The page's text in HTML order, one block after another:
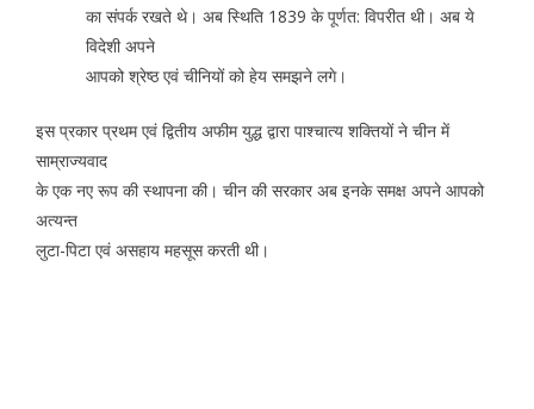
का संपर्क रखते थे। अब स्थिति 1839 के पूर्णत: विपरीत थी। अब ये
विदेशी अपने
आपको श्रेष्ठ एवं चीनियों को हेय समझने लगे।
इस प्रकार प्रथम एवं द्वितीय अफीम युद्ध द्वारा पाश्चात्य शक्तियों ने चीन में
साम्राज्यवाद
के एक नए रूप की स्थापना की। चीन की सरकार अब इनके समक्ष अपने आपको
अत्यन्त
लुटा-पिटा एवं असहाय महसूस करती थी।